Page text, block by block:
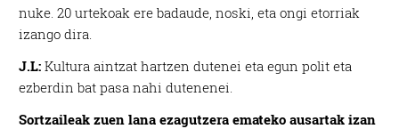
nuke. 20 urtekoak ere badaude, noski, eta ongi etorriak
izango dira.
J.L: Kultura aintzat hartzen dutenei eta egun polit eta
ezberdin bat pasa nahi dutenenei.
Sortzaileak zuen lana ezagutzera emateko ausartak izan